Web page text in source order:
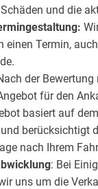
und die
einen Termin,
der
für den
basiert auf
berücksichtigt
nach Ihrem
: Bei
uns um die